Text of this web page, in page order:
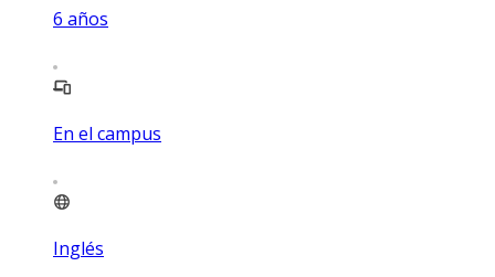
6 años
En el campus
Inglés